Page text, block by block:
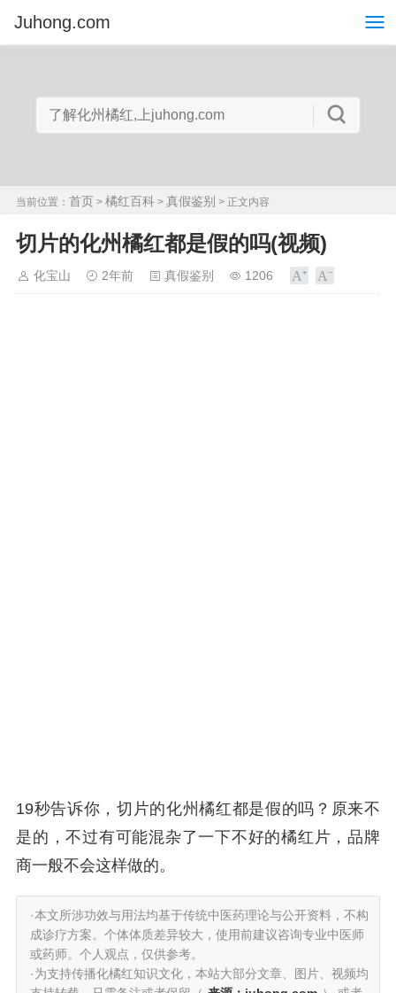
Juhong.com
当前位置： 首页 > 橘红百科 > 真假鉴别 > 正文内容
切片的化州橘红都是假的吗(视频)
化宝山 2年前 真假鉴别 1206
19秒告诉你，切片的化州橘红都是假的吗？原来不
是的，不过有可能混杂了一下不好的橘红片，品牌
商一般不会这样做的。
·本文所涉功效与用法均基于传统中医药理论与公开资料，不构
成诊疗方案。个体体质差异较大，使用前建议咨询专业中医师
或药师。个人观点，仅供参考。
·为支持传播化橘红知识文化，本站大部分文章、图片、视频均